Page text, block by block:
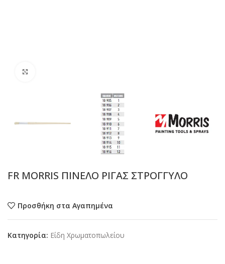
FR MORRIS ΠΙΝΕΛΟ ΡΙΓΑΣ ΣΤΡΟΓΓΥΛΟ
Προσθήκη στα Αγαπημένα
Κατηγορία: Είδη Χρωματοπωλείου